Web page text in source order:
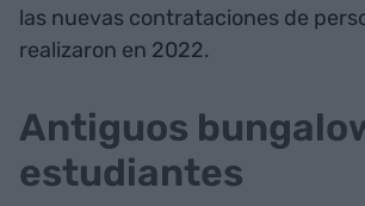
las nuevas contrataciones de
realizaron en 2022.
Antiguos
estudiantes